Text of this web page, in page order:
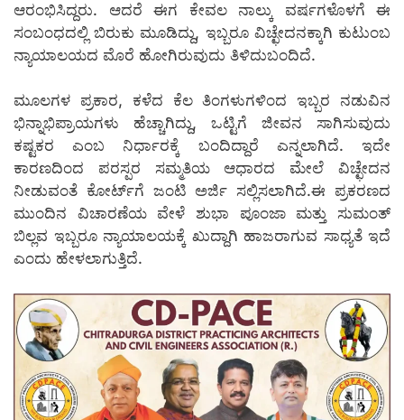
ಆರಂಭಿಸಿದ್ದರು. ಆದರೆ ಈಗ ಕೇವಲ ನಾಲ್ಕು ವರ್ಷಗಳೊಳಗೆ ಈ
ಸಂಬಂಧದಲ್ಲಿ ಬಿರುಕು ಮೂಡಿದ್ದು, ಇಬ್ಬರೂ ವಿಚ್ಛೇದನಕ್ಕಾಗಿ ಕುಟುಂಬ
ನ್ಯಾಯಾಲಯದ ಮೊರೆ ಹೋಗಿರುವುದು ತಿಳಿದುಬಂದಿದೆ.
ಮೂಲಗಳ ಪ್ರಕಾರ, ಕಳೆದ ಕೆಲ ತಿಂಗಳುಗಳಿಂದ ಇಬ್ಬರ ನಡುವಿನ
ಭಿನ್ನಾಭಿಪ್ರಾಯಗಳು ಹೆಚ್ಚಾಗಿದ್ದು, ಒಟ್ಟಿಗೆ ಜೀವನ ಸಾಗಿಸುವುದು
ಕಷ್ಟಕರ ಎಂಬ ನಿರ್ಧಾರಕ್ಕೆ ಬಂದಿದ್ದಾರೆ ಎನ್ನಲಾಗಿದೆ. ಇದೇ
ಕಾರಣದಿಂದ ಪರಸ್ಪರ ಸಮ್ಮತಿಯ ಆಧಾರದ ಮೇಲೆ ವಿಚ್ಛೇದನ
ನೀಡುವಂತೆ ಕೋರ್ಟ್‌ಗೆ ಜಂಟಿ ಅರ್ಜಿ ಸಲ್ಲಿಸಲಾಗಿದೆ.ಈ ಪ್ರಕರಣದ
ಮುಂದಿನ ವಿಚಾರಣೆಯ ವೇಳೆ ಶುಭಾ ಪೂಂಜಾ ಮತ್ತು ಸುಮಂತ್
ಬಿಲ್ಲವ ಇಬ್ಬರೂ ನ್ಯಾಯಾಲಯಕ್ಕೆ ಖುದ್ದಾಗಿ ಹಾಜರಾಗುವ ಸಾಧ್ಯತೆ ಇದೆ
ಎಂದು ಹೇಳಲಾಗುತ್ತಿದೆ.